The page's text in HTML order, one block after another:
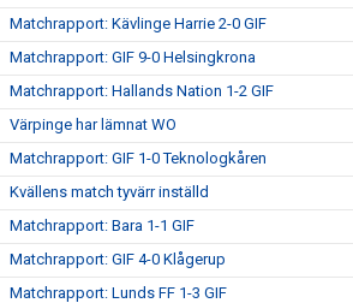
Matchrapport: Kävlinge Harrie 2-0 GIF
Matchrapport: GIF 9-0 Helsingkrona
Matchrapport: Hallands Nation 1-2 GIF
Värpinge har lämnat WO
Matchrapport: GIF 1-0 Teknologkåren
Kvällens match tyvärr inställd
Matchrapport: Bara 1-1 GIF
Matchrapport: GIF 4-0 Klågerup
Matchrapport: Lunds FF 1-3 GIF